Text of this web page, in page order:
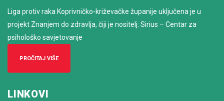
Liga protiv raka Koprivničko-križevačke županije uključena je u
projekt Znanjem do zdravlja, čiji je nositelj: Sirius – Centar za
psihološko savjetovanje
PROČITAJ VIŠE
LINKOVI